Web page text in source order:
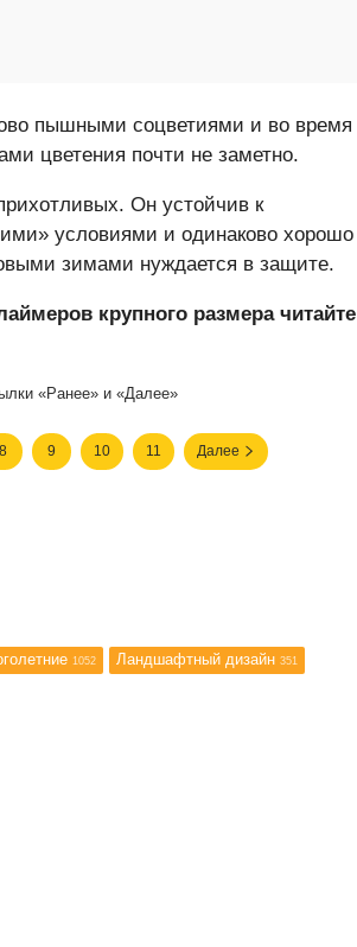
пышными соцветиями и во время
цветения почти не заметно.
Он устойчив к
условиями и одинаково хорошо
зимами нуждается в защите.
крупного размера читайте
«Ранее» и «Далее»
8 9 10 11 Далее
1052 Ландшафтный дизайн 351